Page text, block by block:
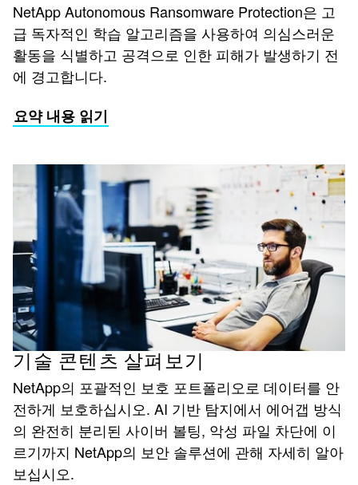
NetApp Autonomous Ransomware Protection은 고
급 독자적인 학습 알고리즘을 사용하여 의심스러운
활동을 식별하고 공격으로 인한 피해가 발생하기 전
에 경고합니다.
요약 내용 읽기
기술 콘텐츠 살펴보기
NetApp의 포괄적인 보호 포트폴리오로 데이터를 안
전하게 보호하십시오. AI 기반 탐지에서 에어갭 방식
의 완전히 분리된 사이버 볼팅, 악성 파일 차단에 이
르기까지 NetApp의 보안 솔루션에 관해 자세히 알아
보십시오.